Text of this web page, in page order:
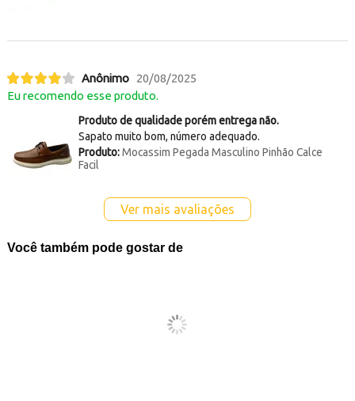
Anônimo 20/08/2025
Eu recomendo esse produto.
Produto de qualidade porém entrega não.
Sapato muito bom, número adequado.
Produto:Mocassim Pegada Masculino Pinhão Calce
Facil
Ver mais avaliações
Você também pode gostar de